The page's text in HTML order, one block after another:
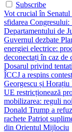
Subscribe
Vot crucial în
sfidarea Congresului:
Departamentului de
Guvernul dezbate
energiei electrice:
deconectați în caz de
Dosarul privind
ÎCCJ a respins
Georgescu și Horațiu
UE restricționează
mobilizarea: reguli
Donald Trump a
rachete Patriot
din Orientul Mijlociu